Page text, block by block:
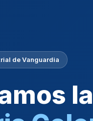
de Vanguardia
la